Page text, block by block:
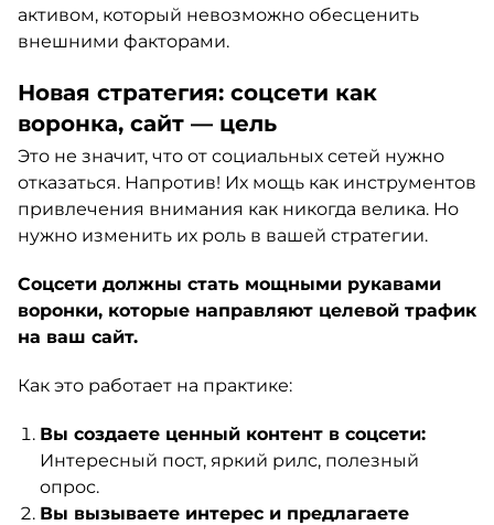
активом, который невозможно обесценить
внешними факторами.
Новая стратегия: соцсети как
воронка, сайт — цель
Это не значит, что от социальных сетей нужно
отказаться. Напротив! Их мощь как инструментов
привлечения внимания как никогда велика. Но
нужно изменить их роль в вашей стратегии.
Соцсети должны стать мощными рукавами
воронки, которые направляют целевой трафик
на ваш сайт.
Как это работает на практике:
Вы создаете ценный контент в соцсети:
Интересный пост, яркий рилс, полезный
опрос.
Вы вызываете интерес и предлагаете